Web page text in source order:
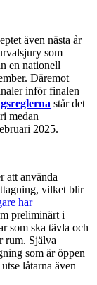
även nästa år
som
en nationell
Däremot
inför finalen
står det
medan
2025.
att använda
vilket blir
har
preliminärt i
som ska tävla och
rum. Själva
som är öppen
låtarna även